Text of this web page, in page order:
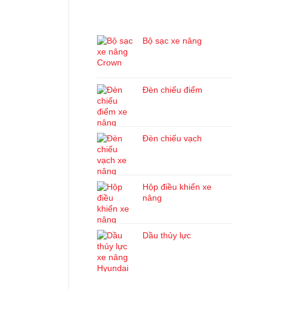
Bộ sạc xe nâng
Đèn chiếu điểm
Đèn chiếu vạch
Hộp điều khiển xe
nâng
Dầu thủy lực